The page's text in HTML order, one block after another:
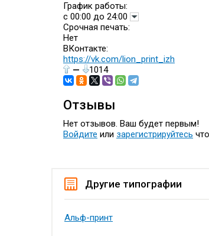
График работы:
с 00:00 до 24:00
Срочная печать:
Нет
ВКонтакте:
https://vk.com/lion_print_izh
—
1014
Отзывы
Нет отзывов. Ваш будет первым!
Войдите или зарегистрируйтесь
Другие типографии
Альф-принт